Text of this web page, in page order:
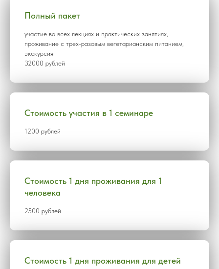
Полный пакет
участие во всех лекциях и практических занятиях,
проживание с трех-разовым вегетарианским питанием,
экскурсия
32000 рублей
Стоимость участия в 1 семинаре
1200 рублей
Стоимость 1 дня проживания для 1
человека
2500 рублей
Стоимость 1 дня проживания для детей